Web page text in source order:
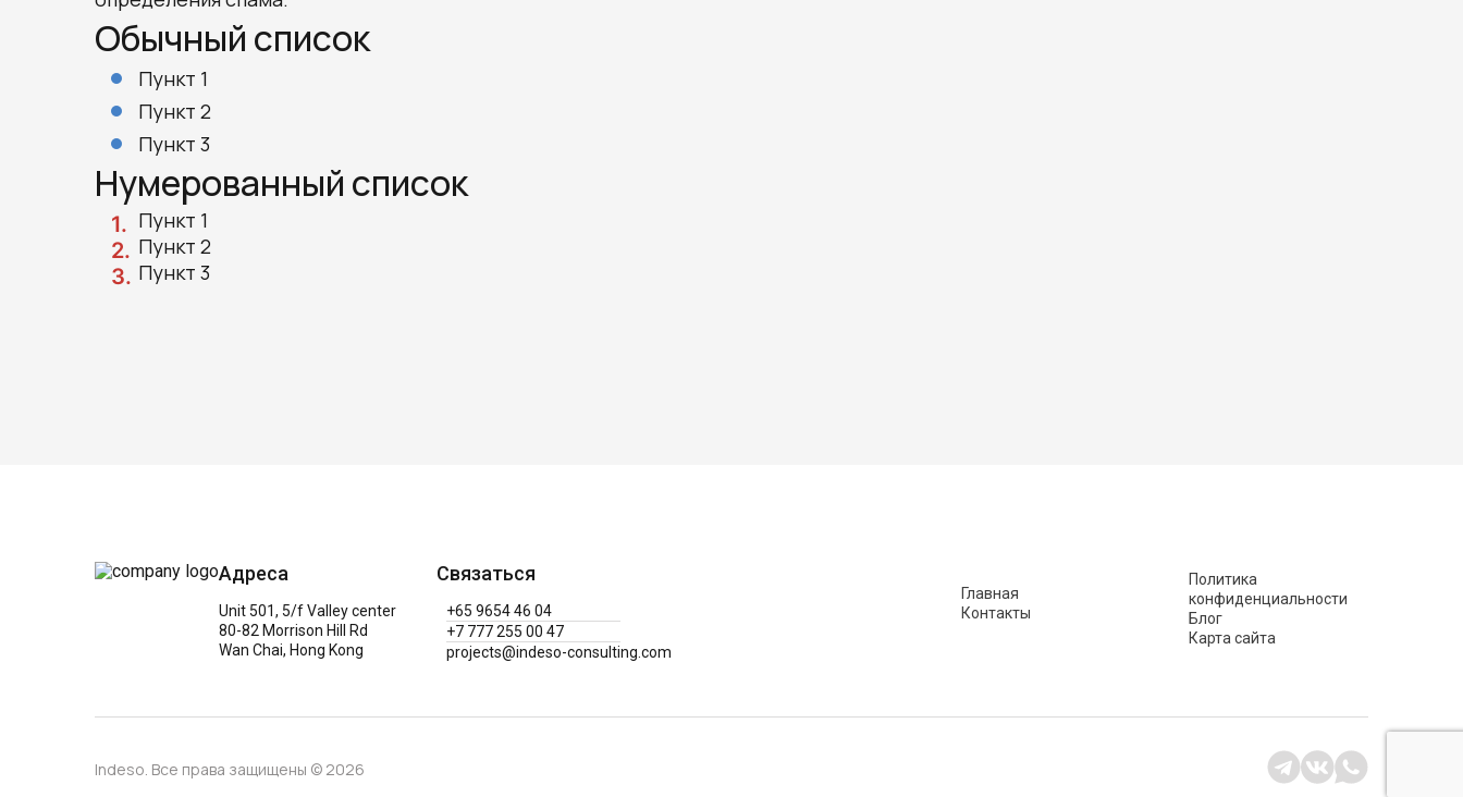
Обычный список
Пункт 1
Пункт 2
Пункт 3
Нумерованный список
Пункт 1
Пункт 2
Пункт 3
Адреса
Unit 501, 5/f Valley center
80-82 Morrison Hill Rd
Wan Chai, Hong Kong
Связаться
+65 9654 46 04
+7 777 255 00 47
projects@indeso-consulting.com
Главная
Контакты
Политика
конфиденциальности
Блог
Карта сайта
Indeso. Все права защищены © 2026